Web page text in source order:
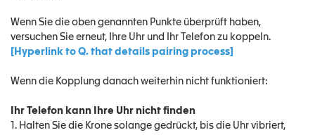
Wenn Sie die oben genannten Punkte überprüft haben,
versuchen Sie erneut, Ihre Uhr und Ihr Telefon zu koppeln.
[Hyperlink to Q. that details pairing process]
Wenn die Kopplung danach weiterhin nicht funktioniert:
Ihr Telefon kann Ihre Uhr nicht finden
1. Halten Sie die Krone solange gedrückt, bis die Uhr vibriert,